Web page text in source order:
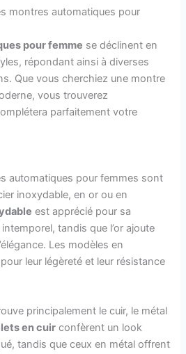
montres automatiques pour
pour femme se déclinent en
répondant ainsi à diverses
Que vous cherchiez une montre
vous trouverez
parfaitement votre
automatiques pour femmes sont
inoxydable, en or ou en
est apprécié pour sa
tandis que l’or ajoute
Les modèles en
leur légèreté et leur résistance
principalement le cuir, le métal
en cuir confèrent un look
tandis que ceux en métal offrent